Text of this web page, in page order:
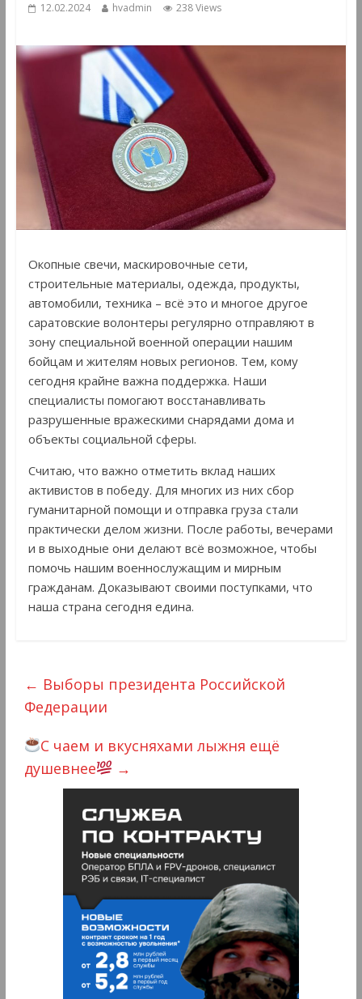
12.02.2024 hvadmin 238 Views
Окопные свечи, маскировочные сети,
строительные материалы, одежда, продукты,
автомобили, техника – всё это и многое другое
саратовские волонтеры регулярно отправляют в
зону специальной военной операции нашим
бойцам и жителям новых регионов. Тем, кому
сегодня крайне важна поддержка. Наши
специалисты помогают восстанавливать
разрушенные вражескими снарядами дома и
объекты социальной сферы.
Считаю, что важно отметить вклад наших
активистов в победу. Для многих из них сбор
гуманитарной помощи и отправка груза стали
практически делом жизни. После работы, вечерами
и в выходные они делают всё возможное, чтобы
помочь нашим военнослужащим и мирным
гражданам. Доказывают своими поступками, что
наша страна сегодня едина.
← Выборы президента Российской
Федерации
С чаем и вкусняхами лыжня ещё
душевнее
→